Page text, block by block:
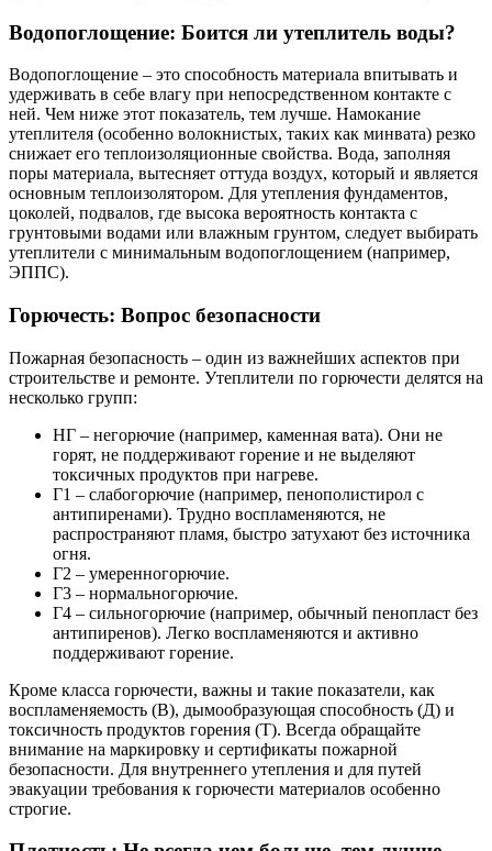
Водопоглощение: Боится ли утеплитель воды?
Водопоглощение – это способность материала впитывать и
удерживать в себе влагу при непосредственном контакте с
ней. Чем ниже этот показатель, тем лучше. Намокание
утеплителя (особенно волокнистых, таких как минвата) резко
снижает его теплоизоляционные свойства. Вода, заполняя
поры материала, вытесняет оттуда воздух, который и является
основным теплоизолятором. Для утепления фундаментов,
цоколей, подвалов, где высока вероятность контакта с
грунтовыми водами или влажным грунтом, следует выбирать
утеплители с минимальным водопоглощением (например,
ЭППС).
Горючесть: Вопрос безопасности
Пожарная безопасность – один из важнейших аспектов при
строительстве и ремонте. Утеплители по горючести делятся на
несколько групп:
НГ – негорючие (например, каменная вата). Они не
горят, не поддерживают горение и не выделяют
токсичных продуктов при нагреве.
Г1 – слабогорючие (например, пенополистирол с
антипиренами). Трудно воспламеняются, не
распространяют пламя, быстро затухают без источника
огня.
Г2 – умеренногорючие.
Г3 – нормальногорючие.
Г4 – сильногорючие (например, обычный пенопласт без
антипиренов). Легко воспламеняются и активно
поддерживают горение.
Кроме класса горючести, важны и такие показатели, как
воспламеняемость (В), дымообразующая способность (Д) и
токсичность продуктов горения (Т). Всегда обращайте
внимание на маркировку и сертификаты пожарной
безопасности. Для внутреннего утепления и для путей
эвакуации требования к горючести материалов особенно
строгие.